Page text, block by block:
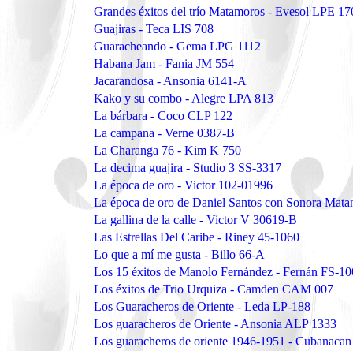
Grandes éxitos del trío Matamoros - Evesol LPE
Guajiras - Teca LIS 708
Guaracheando - Gema LPG 1112
Habana Jam - Fania JM 554
Jacarandosa - Ansonia 6141-A
Kako y su combo - Alegre LPA 813
La bárbara - Coco CLP 122
La campana - Verne 0387-B
La Charanga 76 - Kim K 750
La decima guajira - Studio 3 SS-3317
La época de oro - Victor 102-01996
La época de oro de Daniel Santos con Sonora
La gallina de la calle - Victor V 30619-B
Las Estrellas Del Caribe - Riney 45-1060
Lo que a mí me gusta - Billo 66-A
Los 15 éxitos de Manolo Fernández - Fernán FS-
Los éxitos de Trio Urquiza - Camden CAM 007
Los Guaracheros de Oriente - Leda LP-188
Los guaracheros de Oriente - Ansonia ALP 1333
Los guaracheros de oriente 1946-1951 -